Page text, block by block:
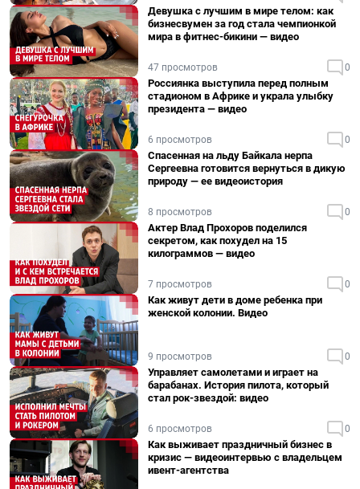
Девушка с лучшим в мире телом: как
бизнесвумен за год стала чемпионкой
мира в фитнес-бикини — видео
47 просмотров 0
Россиянка выступила перед полным
стадионом в Африке и украла улыбку
президента — видео
6 просмотров 0
Спасенная на льду Байкала нерпа
Сергеевна готовится вернуться в дикую
природу — ее видеоистория
8 просмотров 0
Актер Влад Прохоров поделился
секретом, как похудел на 15
килограммов — видео
7 просмотров 0
Как живут дети в доме ребенка при
женской колонии. Видео
9 просмотров 0
Управляет самолетами и играет на
барабанах. История пилота, который
стал рок-звездой: видео
6 просмотров 0
Как выживает праздничный бизнес в
кризис — видеоинтервью с владельцем
ивент-агентства